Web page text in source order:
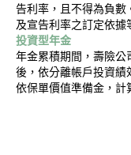
告利率，且不得為負數
及宣告利率之訂定依據
投資型年金
年金累積期間，壽險公
後，依分離帳戶投資績
依保單價值準備金，計